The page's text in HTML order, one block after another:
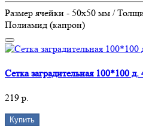
Размер ячейки - 50х50 мм /
Полиамид (капрон)
Сетка заградительная 100*100
219 р.
Купить